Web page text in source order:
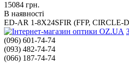
15084 грн.
В наявності
ED-AR 1-8X24SFIR (FFP, CIRCLE-
(096) 601-74-74
(093) 482-74-74
(066) 187-74-74